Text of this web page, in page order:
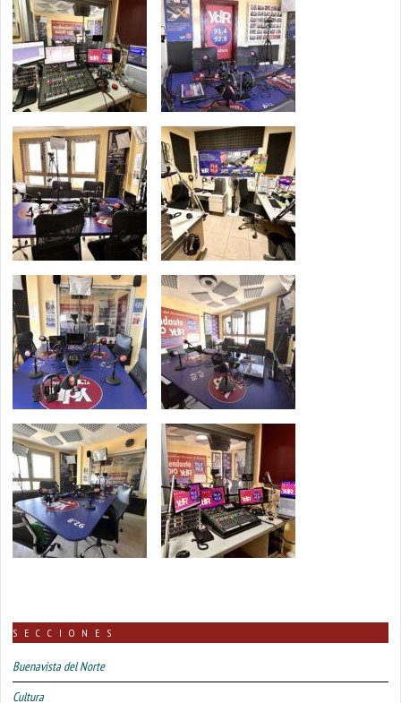
SECCIONES
Buenavista del Norte
Cultura